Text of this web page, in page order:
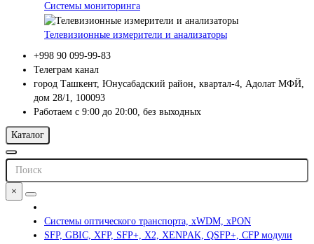
Системы мониторинга
Телевизионные измерители и анализаторы
+998 90 099-99-83
Телеграм канал
город Ташкент, Юнусабадский район, квартал-4, Адолат МФЙ,
дом 28/1, 100093
Работаем с 9:00 до 20:00, без выходных
Каталог
×
Системы оптического транспорта, xWDM, xPON
SFP, GBIC, XFP, SFP+, X2, XENPAK, QSFP+, CFP модули